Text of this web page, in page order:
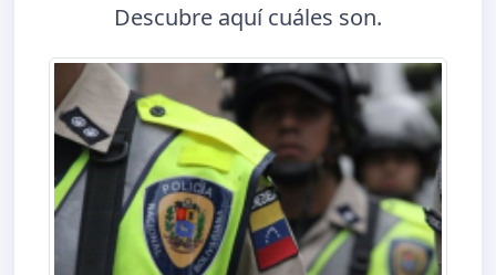
Descubre aquí cuáles son.